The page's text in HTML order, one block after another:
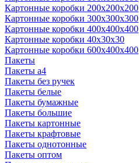
Картонные коробки 200x200x200
Картонные коробки 300x300x300
Картонные коробки 400x400x400
Картонные коробки 40x30x30
Картонные коробки 600x400x400
Пакеты
Пакеты а4
Пакеты без ручек
Пакеты белые
Пакеты бумажные
Пакеты большие
Пакеты картонные
Пакеты крафтовые
Пакеты однотонные
Пакеты оптом